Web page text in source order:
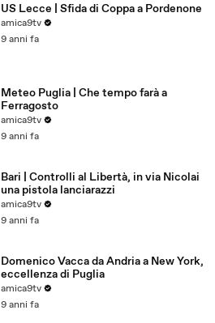
US Lecce | Sfida di Coppa a Pordenone
amica9tv
9 anni fa
Meteo Puglia | Che tempo farà a
Ferragosto
amica9tv
9 anni fa
Bari | Controlli al Libertà, in via Nicolai
una pistola lanciarazzi
amica9tv
9 anni fa
Domenico Vacca da Andria a New York,
eccellenza di Puglia
amica9tv
9 anni fa